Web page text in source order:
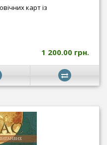
карт із
1 200.00 грн.